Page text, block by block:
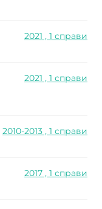
2021 , 1 справи
2021 , 1 справи
2010-2013 , 1 справи
2017 , 1 справи